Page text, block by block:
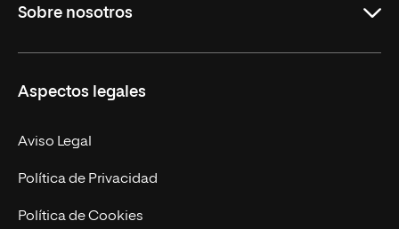
Derecho
Empresa
MBA
Marketing y Comunicación
Ingeniería
Sobre nosotros
Nuestro Equipo
Contacto
Aspectos legales
Aviso Legal
Política de Privacidad
Política de Cookies